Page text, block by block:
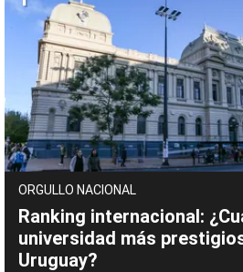
ORGULLO NACIONAL
Ranking internacional:
universidad más
Uruguay?